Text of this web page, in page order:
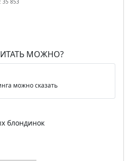
35 853
МОЖНО?
можно сказать
блондинок